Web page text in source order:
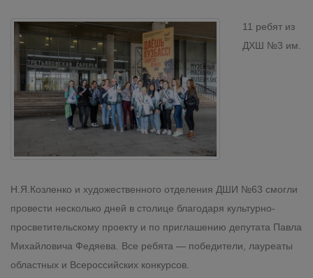
11 ребят из
ДХШ №3 им.
Н.Я.Козленко и художественного отделения ДШИ №63 смогли
провести несколько дней в столице благодаря культурно-
просветительскому проекту и по приглашению депутата Павла
Михайловича Федяева. Все ребята — победители, лауреаты
областных и Всероссийских конкурсов.